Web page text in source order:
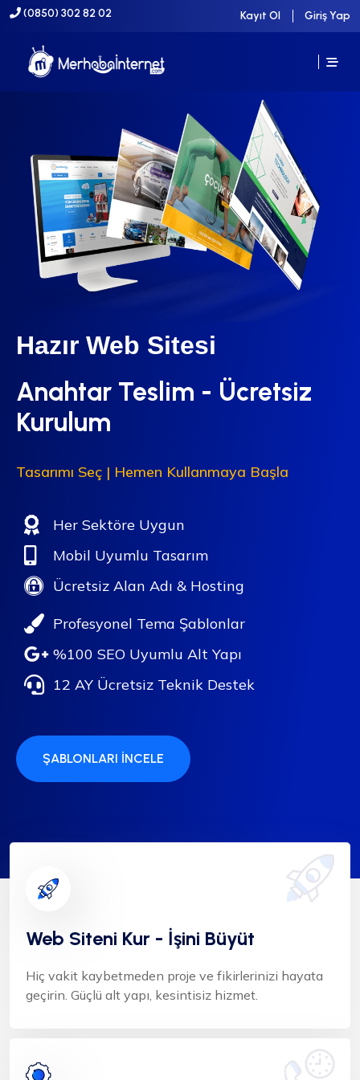
(0850) 302 82 02 Kayıt Ol Giriş Yap
Hazır Web Sitesi
Anahtar Teslim - Ücretsiz
Kurulum
Tasarımı Seç | Hemen Kullanmaya Başla
Her Sektöre Uygun
Mobil Uyumlu Tasarım
Ücretsiz Alan Adı & Hosting
Profesyonel Tema Şablonlar
%100 SEO Uyumlu Alt Yapı
12 AY Ücretsiz Teknik Destek
ŞABLONLARI İNCELE
Web Siteni Kur - İşini Büyüt
Hiç vakit kaybetmeden proje ve fikirlerinizi hayata
geçirin. Güçlü alt yapı, kesintisiz hizmet.